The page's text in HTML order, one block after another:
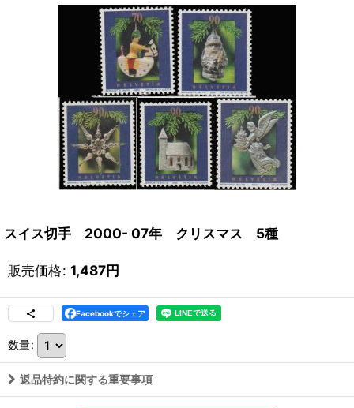
スイス切手 2000- 07年 クリスマス 5種
販売価格: 1,487円
Facebookでシェア
数量:
返品特約に関する重要事項